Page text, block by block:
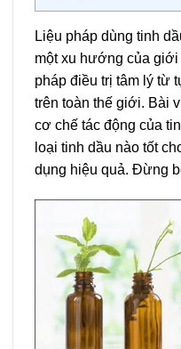
Liệu pháp dùng tinh
một xu hướng của
pháp điều trị tâm lý từ
trên toàn thế giới. Bài
cơ chế tác động của
loại tinh dầu nào tốt
dụng hiệu quả. Đừng